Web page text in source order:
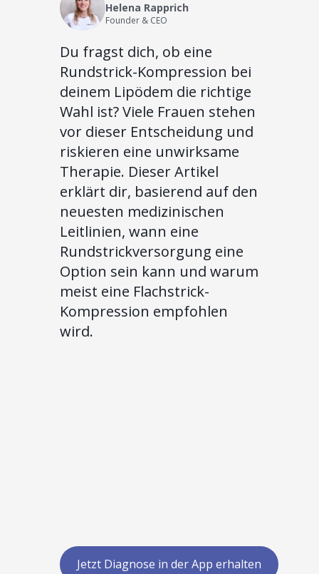
Helena Rapprich
Founder & CEO
Du fragst dich, ob eine
Rundstrick-Kompression bei
deinem Lipödem die richtige
Wahl ist? Viele Frauen stehen
vor dieser Entscheidung und
riskieren eine unwirksame
Therapie. Dieser Artikel
erklärt dir, basierend auf den
neuesten medizinischen
Leitlinien, wann eine
Rundstrickversorgung eine
Option sein kann und warum
meist eine Flachstrick-
Kompression empfohlen
wird.
Jetzt Diagnose in der App erhalten